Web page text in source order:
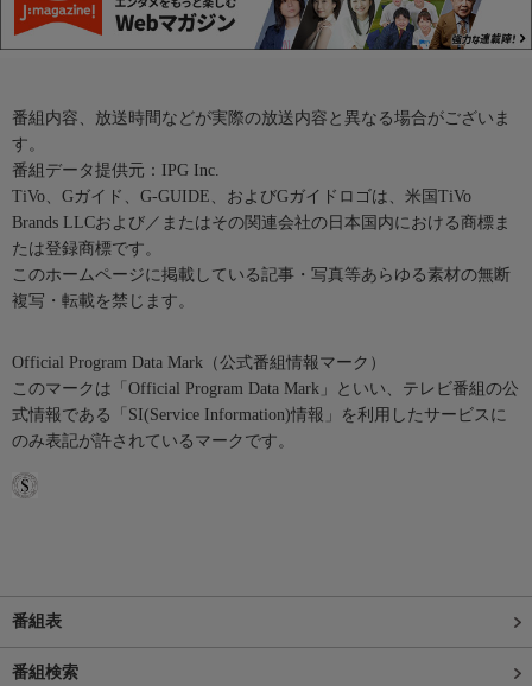
番組内容、放送時間などが実際の放送内容と異なる場合がございま
す。
番組データ提供元：IPG Inc.
TiVo、Gガイド、G-GUIDE、およびGガイドロゴは、米国TiVo
Brands LLCおよび／またはその関連会社の日本国内における商標ま
たは登録商標です。
このホームページに掲載している記事・写真等あらゆる素材の無断
複写・転載を禁じます。
Official Program Data Mark（公式番組情報マーク）
このマークは「Official Program Data Mark」といい、テレビ番組の公
式情報である「SI(Service Information)情報」を利用したサービスに
のみ表記が許されているマークです。
番組表
番組検索